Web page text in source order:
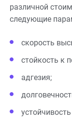
различной
следующие
скорость
стойкость к
адгезия;